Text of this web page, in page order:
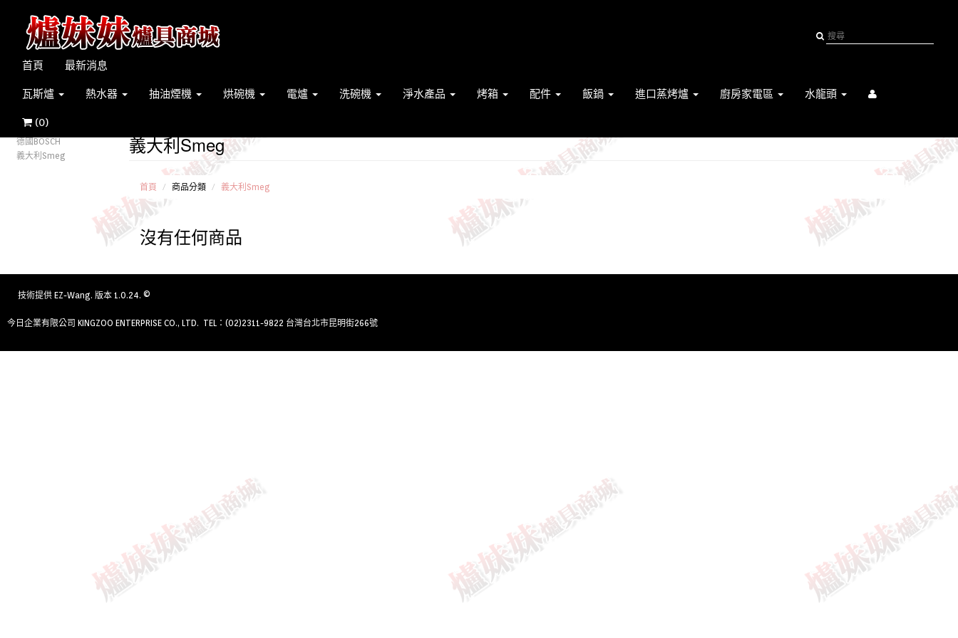
首頁 最新消息
瓦斯爐 熱水器 抽油煙機 烘碗機 電爐 洗碗機 淨水產品 烤箱 配件 飯鍋 進口蒸烤爐 廚房家電區 水龍頭
(0)
德國BOSCH
義大利Smeg
義大利Smeg
首頁 商品分類 義大利Smeg
沒有任何商品
技術提供 EZ-Wang. 版本 1.0.24. ©
今日企業有限公司 KINGZOO ENTERPRISE CO., LTD. TEL：(02)2311-9822 台灣台北市昆明街266號